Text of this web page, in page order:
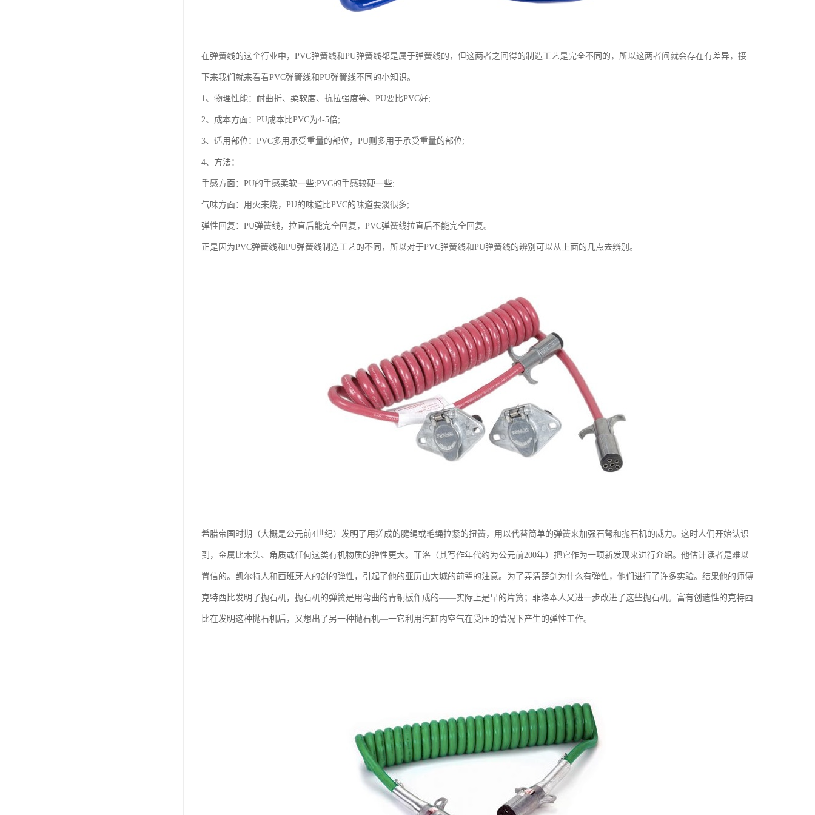
在弹簧线的这个行业中，PVC弹簧线和PU弹簧线都是属于弹簧线的，但这两者之间得的制造工艺是完全不同的，所以这两者间就会存在有差异，接
下来我们就来看看PVC弹簧线和PU弹簧线不同的小知识。
1、物理性能：耐曲折、柔软度、抗拉强度等、PU要比PVC好;
2、成本方面：PU成本比PVC为4-5倍;
3、适用部位：PVC多用承受重量的部位，PU则多用于承受重量的部位;
4、方法：
手感方面：PU的手感柔软一些;PVC的手感较硬一些;
气味方面：用火来烧，PU的味道比PVC的味道要淡很多;
弹性回复：PU弹簧线，拉直后能完全回复，PVC弹簧线拉直后不能完全回复。
正是因为PVC弹簧线和PU弹簧线制造工艺的不同，所以对于PVC弹簧线和PU弹簧线的辨别可以从上面的几点去辨别。
希腊帝国时期（大概是公元前4世纪）发明了用搓成的腱绳或毛绳拉紧的扭簧，用以代替简单的弹簧来加强石弩和抛石机的威力。这时人们开始认识
到，金属比木头、角质或任何这类有机物质的弹性更大。菲洛（其写作年代约为公元前200年）把它作为一项新发现来进行介绍。他估计读者是难以
置信的。凯尔特人和西班牙人的剑的弹性，引起了他的亚历山大城的前辈的注意。为了弄清楚剑为什么有弹性，他们进行了许多实验。结果他的师傅
克特西比发明了抛石机，抛石机的弹簧是用弯曲的青铜板作成的——实际上是早的片簧；菲洛本人又进一步改进了这些抛石机。富有创造性的克特西
比在发明这种抛石机后，又想出了另一种抛石机—一它利用汽缸内空气在受压的情况下产生的弹性工作。